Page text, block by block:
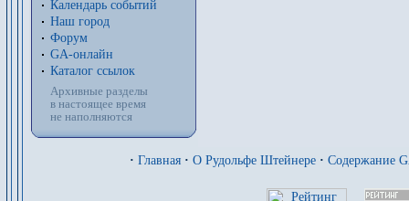
Календарь событий
Наш город
Форум
GA-онлайн
Каталог ссылок
Архивные разделы
в настоящее время
не наполняются
· Главная · О Рудольфе Штейнере · Содержание